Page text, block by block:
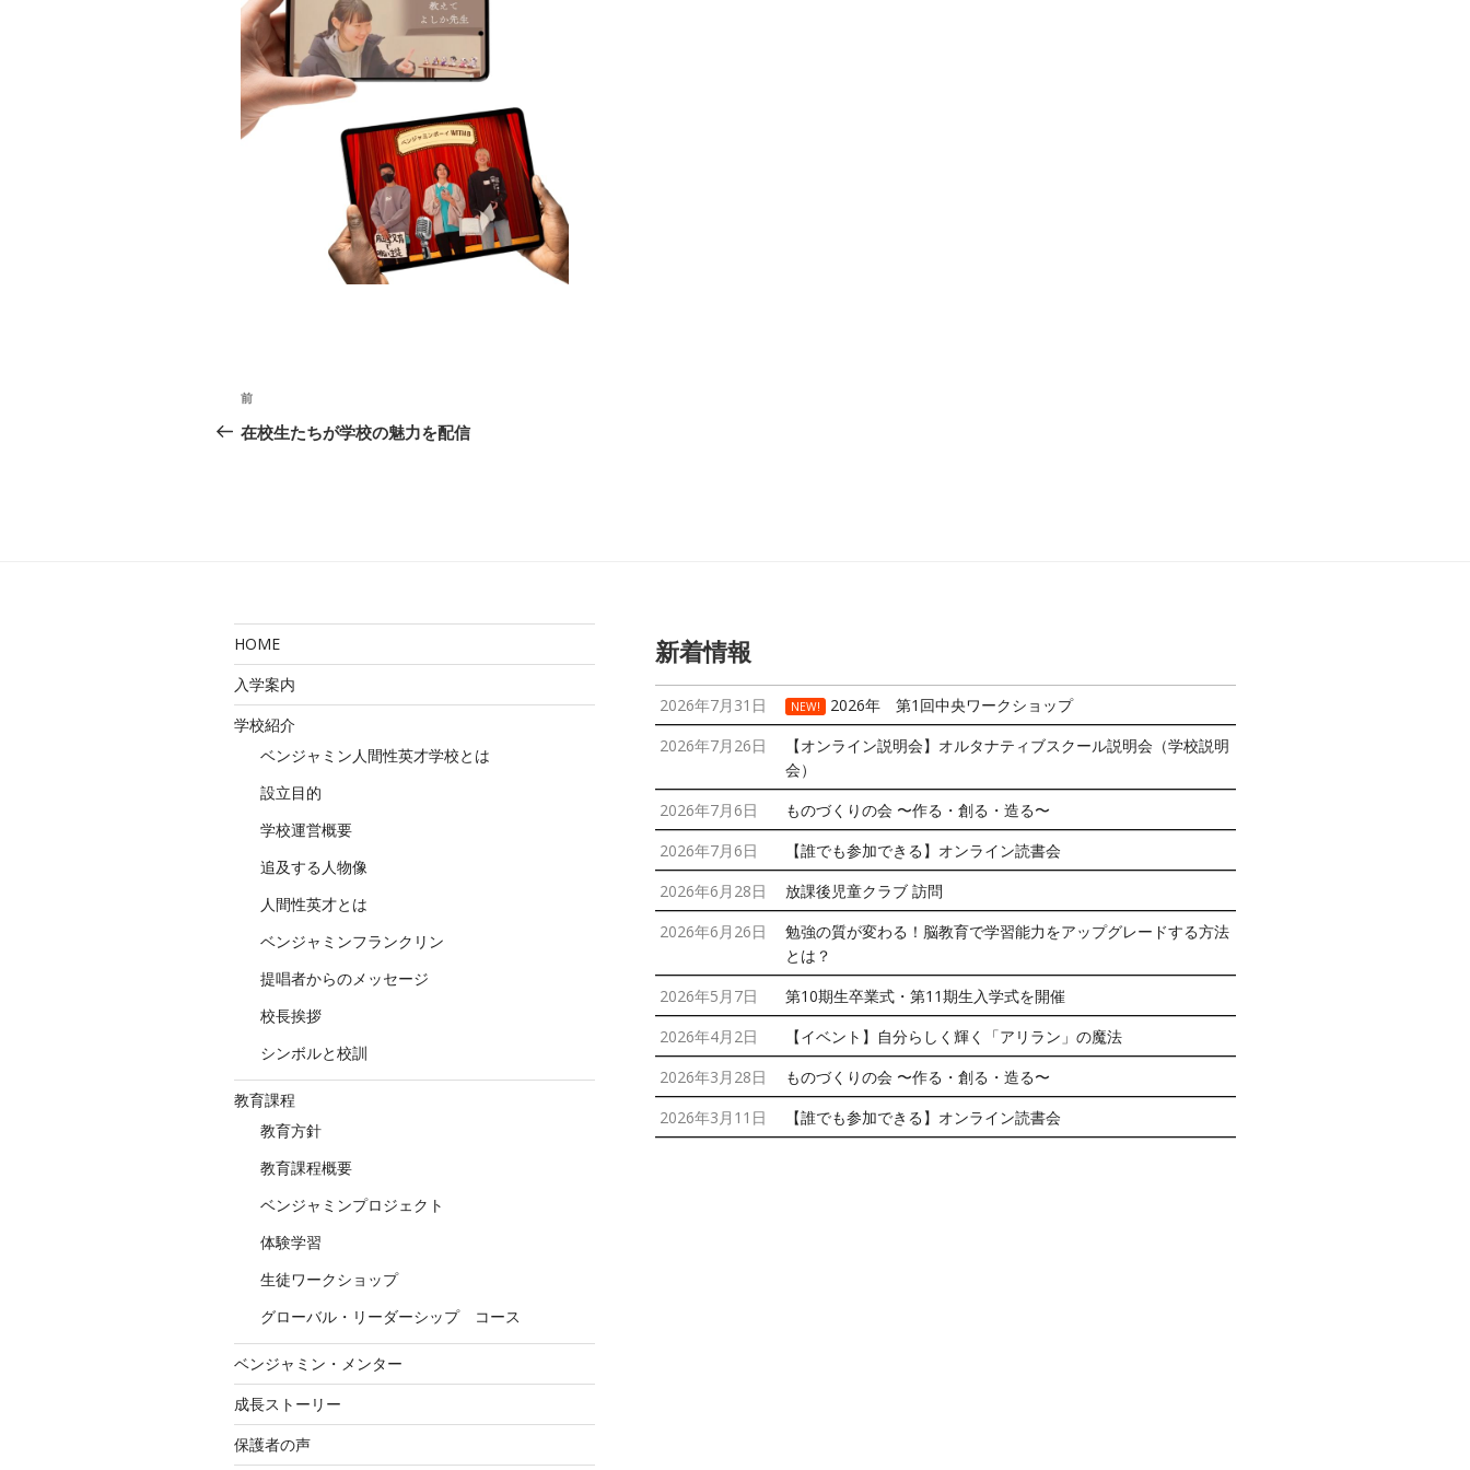
投
稿
シ
ョ
ン
前
の
前
在校生たちが学校の魅力を配信
HOME
入学案内
学校紹介
ベンジャミン人間性英才学校とは
設立目的
学校運営概要
追及する人物像
人間性英才とは
ベンジャミンフランクリン
提唱者からのメッセージ
校長挨拶
シンボルと校訓
教育課程
教育方針
教育課程概要
ベンジャミンプロジェクト
体験学習
生徒ワークショップ
グローバル・リーダーシップ コース
ベンジャミン・メンター
成長ストーリー
保護者の声
新着情報
2026年7月31日 NEW!
2026年 第1回中央ワークショップ
2026年7月26日
【オンライン説明会】オルタナティブスクール説明会（学校説明
会）
2026年7月6日
ものづくりの会 〜作る・創る・造る〜
2026年7月6日
【誰でも参加できる】オンライン読書会
2026年6月28日
放課後児童クラブ 訪問
2026年6月26日
勉強の質が変わる！脳教育で学習能力をアップグレードする方法
とは？
2026年5月7日
第10期生卒業式・第11期生入学式を開催
2026年4月2日
【イベント】自分らしく輝く「アリラン」の魔法
2026年3月28日
ものづくりの会 〜作る・創る・造る〜
2026年3月11日
【誰でも参加できる】オンライン読書会